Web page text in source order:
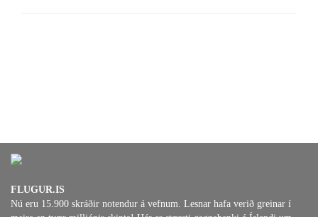
FLUGUR.IS
Nú eru 15.900 skráðir notendur á vefnum. Lesnar hafa verið greinar í